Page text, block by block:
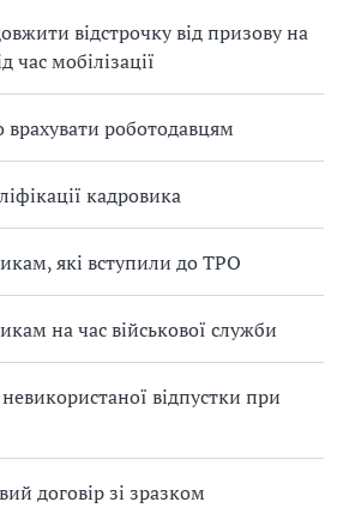
відстрочку від призову на
час мобілізації
роботодавцям
кадровика
які вступили до ТРО
на час військової служби
відпустки при
договір зі зразком